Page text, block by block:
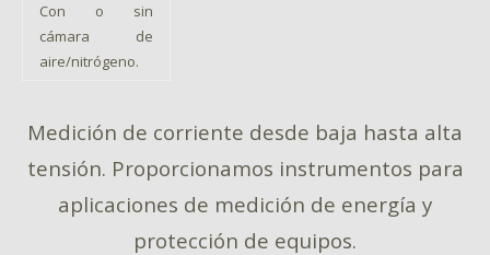
Con o sin
cámara de
aire/nitrógeno.
Medición de corriente desde baja hasta alta
tensión. Proporcionamos instrumentos para
aplicaciones de medición de energía y
protección de equipos.